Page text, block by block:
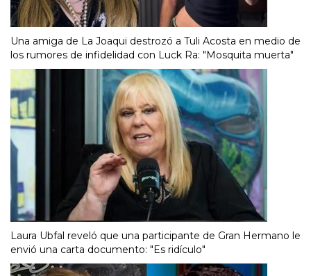
Una amiga de La Joaqui destrozó a Tuli Acosta en medio de
los rumores de infidelidad con Luck Ra: "Mosquita muerta"
Laura Ubfal reveló que una participante de Gran Hermano le
envió una carta documento: "Es ridículo"